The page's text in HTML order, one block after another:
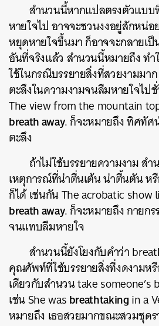
สำนวนนี้หากแปลตรงตัวแบบ
หายใจไป อาจจะชวนงงอยู่สักหน่อ
หยุดหายใจขึ้นมา ก็อาจจะกลายเ
อันที่จริงแล้ว สำนวนนี้หมายถึง ท
ใช้ในกรณีบรรยายสิ่งที่สวยงามมา
ตะลึงในความงามจนลืมหายใจไป
The view from the mountain
breath away. ก็จะหมายถึง ทิศทัศ
ตะลึง
ถ้าไม่ใช้บรรยายความงาม ส
เหตุการณ์ที่น่าตื่นเต้น น่าตื้นตัน ห
ก็ได้ เช่นกัน The acrobatic
breath away. ก็จะหมายถึง กายก
จนแทบลืมหายใจ
สำนวนนี้ยังโยงกับคำว่า
คุณศัพท์ที่ใช้บรรยายสิ่งที่งดงามห
เดียวกับสำนวน take someone’s
เช่น She wasbreathtakingin a
หมายถึง เธอสวยมากขณะสวมชุดร